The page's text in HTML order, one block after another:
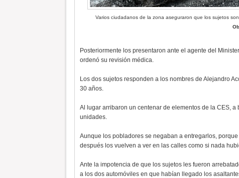
Varios ciudadanos de la zona aseguraron que los sujetos
Posteriormente los presentaron ante el agente del
ordenó su revisión médica.
Los dos sujetos responden a los nombres de Alejandro
30 años.
Al lugar arribaron un centenar de elementos de la CES,
unidades.
Aunque los pobladores se negaban a entregarlos,
después los vuelven a ver en las calles como si nada
Ante la impotencia de que los sujetos les fueron
a los dos automóviles en que habían llegado los